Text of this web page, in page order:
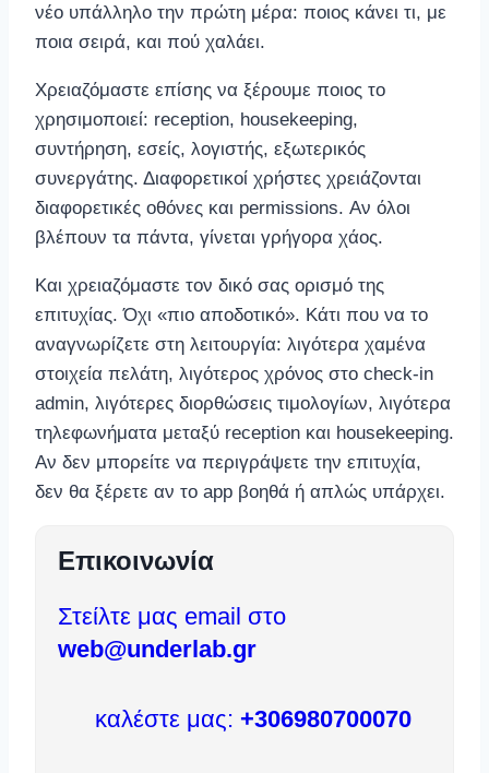
νέο υπάλληλο την πρώτη μέρα: ποιος κάνει τι, με
ποια σειρά, και πού χαλάει.
Χρειαζόμαστε επίσης να ξέρουμε ποιος το
χρησιμοποιεί: reception, housekeeping,
συντήρηση, εσείς, λογιστής, εξωτερικός
συνεργάτης. Διαφορετικοί χρήστες χρειάζονται
διαφορετικές οθόνες και permissions. Αν όλοι
βλέπουν τα πάντα, γίνεται γρήγορα χάος.
Και χρειαζόμαστε τον δικό σας ορισμό της
επιτυχίας. Όχι «πιο αποδοτικό». Κάτι που να το
αναγνωρίζετε στη λειτουργία: λιγότερα χαμένα
στοιχεία πελάτη, λιγότερος χρόνος στο check-in
admin, λιγότερες διορθώσεις τιμολογίων, λιγότερα
τηλεφωνήματα μεταξύ reception και housekeeping.
Αν δεν μπορείτε να περιγράψετε την επιτυχία,
δεν θα ξέρετε αν το app βοηθά ή απλώς υπάρχει.
Επικοινωνία
Στείλτε μας email στο
web@underlab.gr
καλέστε μας: +306980700070